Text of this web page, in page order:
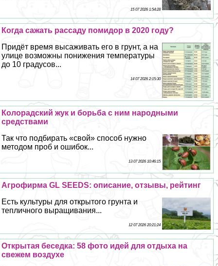
15 07 2026 1:54:28
Когда сажать рассаду помидор в 2020 году?
Придёт время высаживать его в грунт, а на
улице возможны понижения температуры
до 10 градусов...
14 07 2026 2:15:30
Колорадский жук и борьба с ним народными
средствами
Так что подбирать «свой» способ нужно
методом проб и ошибок...
13 07 2026 10:46:15
Агрофирма GL SEEDS: описание, отзывы, рейтинг
Есть культуры для открытого грунта и
тепличного выращивания...
12 07 2026 20:21:24
Открытая беседка: 58 фото идей для отдыха на
свежем воздухе